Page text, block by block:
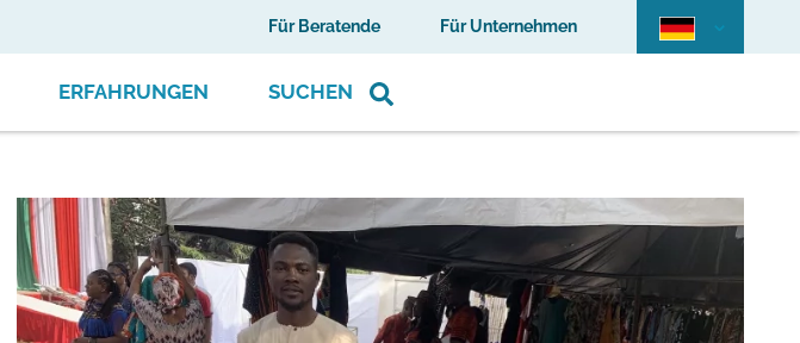
Für Beratende Für Unternehmen
ERFAHRUNGEN SUCHEN